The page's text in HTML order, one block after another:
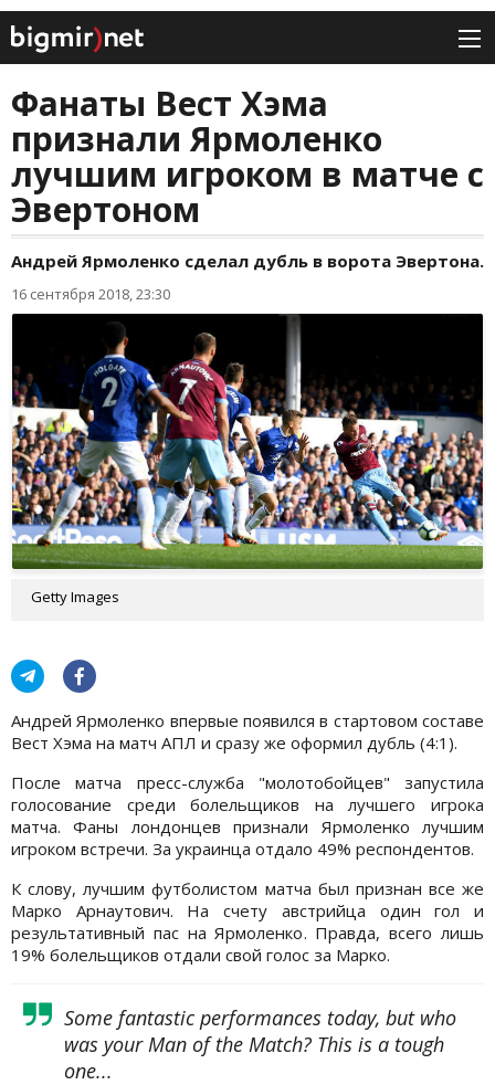
Фанаты Вест Хэма
признали Ярмоленко
лучшим игроком в матче с
Эвертоном
Андрей Ярмоленко сделал дубль в ворота Эвертона.
16 сентября 2018, 23:30
Getty Images
Андрей Ярмоленко впервые появился в стартовом составе
Вест Хэма на матч АПЛ и сразу же оформил дубль (4:1).
После матча пресс-служба "молотобойцев" запустила
голосование среди болельщиков на лучшего игрока
матча. Фаны лондонцев признали Ярмоленко лучшим
игроком встречи. За украинца отдало 49% респондентов.
К слову, лучшим футболистом матча был признан все же
Марко Арнаутович. На счету австрийца один гол и
результативный пас на Ярмоленко. Правда, всего лишь
19% болельщиков отдали свой голос за Марко.
Some fantastic performances today, but who
was your Man of the Match? This is a tough
one...